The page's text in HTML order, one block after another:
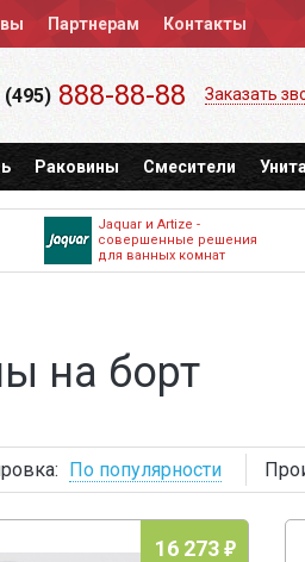
Партнерам Контакты
(495) 888-88-88 Заказать
Раковины Смесители
Jaquar и Artize -
совершенные решения
для ванных комнат
на борт
По популярности
16 273